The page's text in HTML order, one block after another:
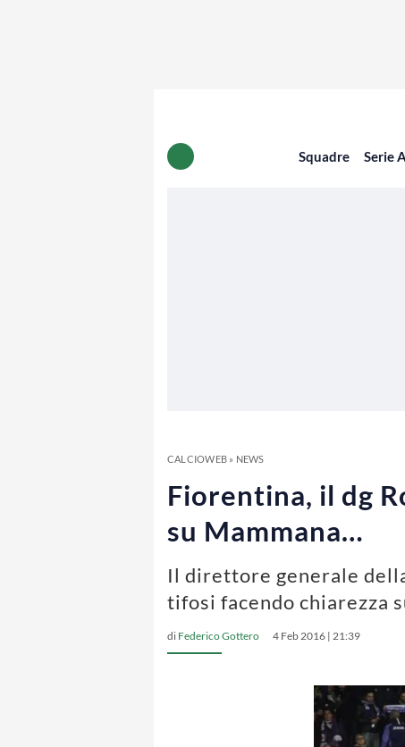
Squadre Serie A
CALCIOWEB» NEWS
Fiorentina, il dg
su Mammana…
Il direttore generale
tifosi facendo chiarezza
di Federico Gottero 4 Feb 2016 | 21:39